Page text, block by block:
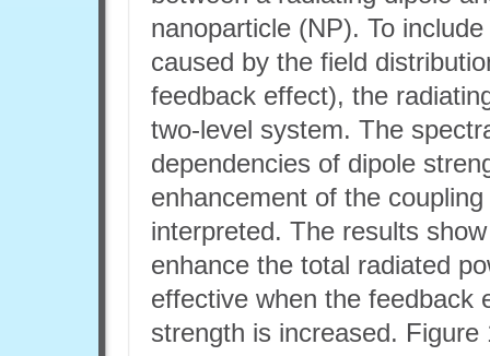
nanoparticle (NP). To
caused by the field
feedback effect), the
two-level system. The
dependencies of dipole
enhancement of the
interpreted. The results
enhance the total radiated
effective when the feedback
strength is increased.